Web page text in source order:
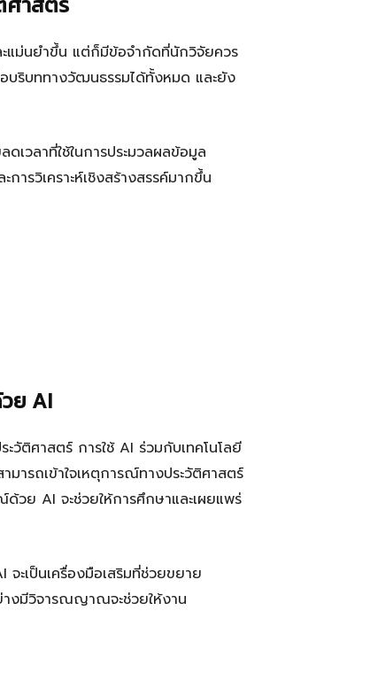
ะแม่นยำขึ้น แต่ก็มีข้อจำกัดที่นักวิจัยควร
บริบททางวัฒนธรรมได้ทั้งหมด และยัง
เวลาที่ใช้ในการประมวลผลข้อมูล
ารวิเคราะห์เชิงสร้างสรรค์มากขึ้น
ย AI
วัติศาสตร์ การใช้ AI ร่วมกับเทคโนโลยี
ารถเข้าใจเหตุการณ์ทางประวัติศาสตร์
วย AI จะช่วยให้การศึกษาและเผยแพร่
เป็นเครื่องมือเสริมที่ช่วยขยาย
างมีวิจารณญาณจะช่วยให้งาน